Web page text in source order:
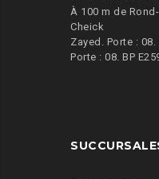
À 100 m de
Cheick
Zayed. Porte :
Porte : 08. BP